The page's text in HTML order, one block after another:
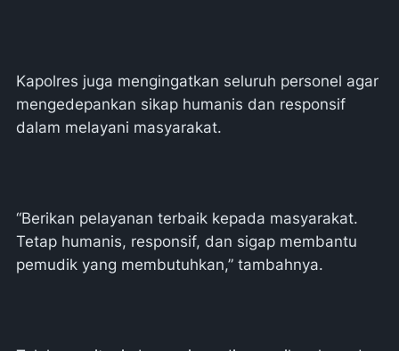
Kapolres juga mengingatkan seluruh personel agar
mengedepankan sikap humanis dan responsif
dalam melayani masyarakat.
“Berikan pelayanan terbaik kepada masyarakat.
Tetap humanis, responsif, dan sigap membantu
pemudik yang membutuhkan,” tambahnya.